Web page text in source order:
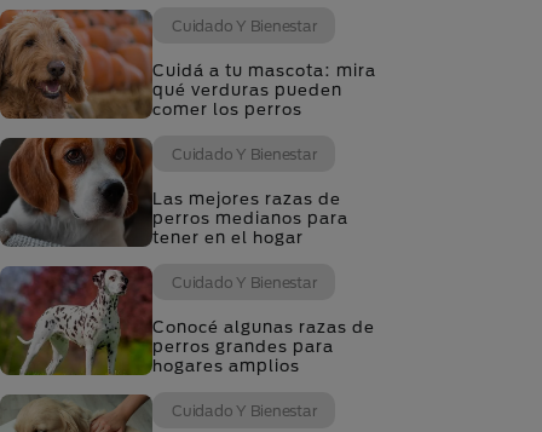
Cuidado Y Bienestar
Cuidá a tu mascota: mira
qué verduras pueden
comer los perros
Cuidado Y Bienestar
Las mejores razas de
perros medianos para
tener en el hogar
Cuidado Y Bienestar
Conocé algunas razas de
perros grandes para
hogares amplios
Cuidado Y Bienestar